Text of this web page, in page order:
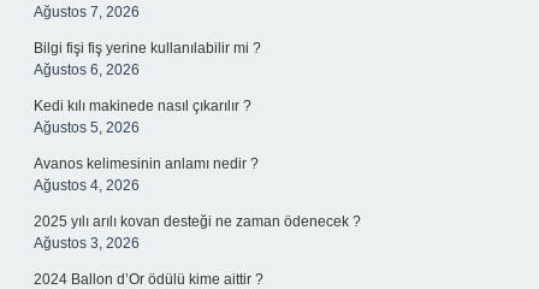
Ağustos 7, 2026
Bilgi fişi fiş yerine kullanılabilir mi ?
Ağustos 6, 2026
Kedi kılı makinede nasıl çıkarılır ?
Ağustos 5, 2026
Avanos kelimesinin anlamı nedir ?
Ağustos 4, 2026
2025 yılı arılı kovan desteği ne zaman ödenecek ?
Ağustos 3, 2026
2024 Ballon d’Or ödülü kime aittir ?